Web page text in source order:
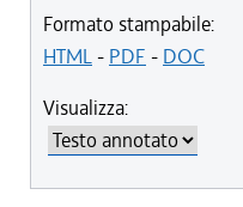
Formato stampabile:
HTML- PDF - DOC
Visualizza: